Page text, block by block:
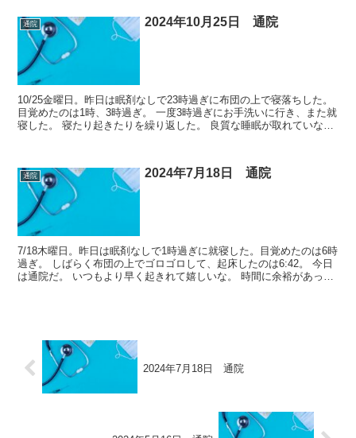
通院 2024年10月25日 通院
10/25金曜日。昨日は眠剤なしで23時過ぎに布団の上で寝落ちした。
目覚めたのは1時、3時過ぎ。 一度3時過ぎにお手洗いに行き、また就
寝した。 寝たり起きたりを繰り返した。 良質な睡眠が取れていない
通院 2024年7月18日 通院
7/18木曜日。昨日は眠剤なしで1時過ぎに就寝した。目覚めたのは6時
過ぎ。 しばらく布団の上でゴロゴロして、起床したのは6:42。 今日
は通院だ。 いつもより早く起きれて嬉しいな。 時間に余裕があった
2024年7月18日 通院